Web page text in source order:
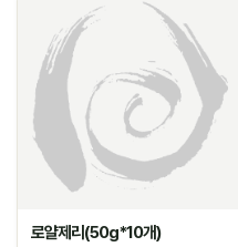
로얄제리(50g*10개)